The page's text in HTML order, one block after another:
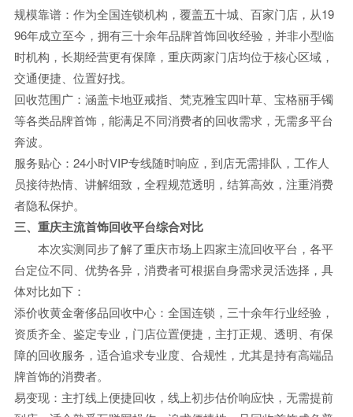
规模靠谱：作为全国连锁机构，覆盖五十城、百家门店，从19
96年成立至今，拥有三十余年品牌首饰回收经验，并非小型临
时机构，长期经营更有保障，重庆两家门店均位于核心区域，
交通便捷、位置好找。
回收范围广：涵盖卡地亚戒指、梵克雅宝四叶草、宝格丽手镯
等各类品牌首饰，能满足不同消费者的回收需求，无需多平台
奔波。
服务贴心：24小时VIP专线随时响应，到店无需排队，工作人
员接待热情、讲解细致，全程规范透明，结算高效，注重消费
者隐私保护。
三、重庆主流首饰回收平台综合对比
本次实测同步了解了重庆市场上四家主流回收平台，各平
台定位不同、优势各异，消费者可根据自身需求灵活选择，具
体对比如下：
添价收黄金奢侈品回收中心：全国连锁，三十余年行业经验，
资质齐全、鉴定专业，门店位置便捷，主打正规、透明、有保
障的回收服务，适合追求专业度、合规性，尤其是持有高端品
牌首饰的消费者。
易变现：主打线上便捷回收，线上初步估价响应快，无需提前